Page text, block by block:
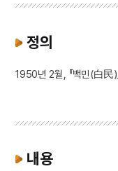
정의
1950년 2월, 『백민(白民
내용